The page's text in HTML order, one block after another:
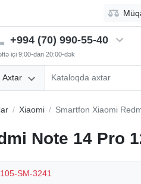
+994 (70) 990-55-40
içi 9:00-dan 20:00-dək
Axtar
Xiaomi Smartfon Xiaomi
Note 14 Pro
SM-3241